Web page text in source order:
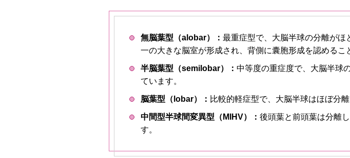
無脳葉型（alobar）： 最重症型で、大脳半球の分離が
一の大きな脳室が形成され、背側に囊胞形成を認めるこ
半脳葉型（semilobar）： 中等度の重症度で、大脳半球
ています。
脳葉型（lobar）： 比較的軽症型で、大脳半球はほぼ分
中間型半球間変異型（MIHV）： 後頭葉と前頭葉は分離
す。